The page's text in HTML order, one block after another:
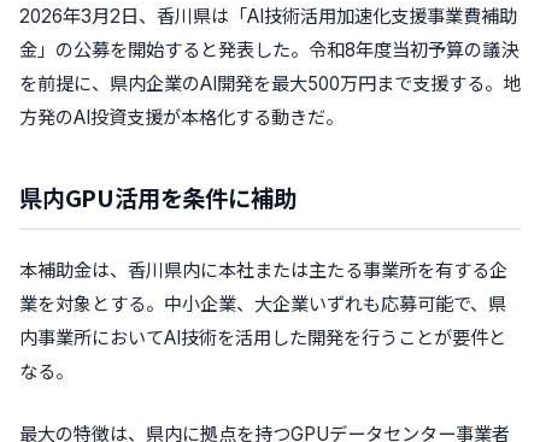
2026年3月2日、香川県は「AI技術活用加速化支援事業費補助
金」の公募を開始すると発表した。令和8年度当初予算の議決
を前提に、県内企業のAI開発を最大500万円まで支援する。地
方発のAI投資支援が本格化する動きだ。
県内GPU活用を条件に補助
本補助金は、香川県内に本社または主たる事業所を有する企
業を対象とする。中小企業、大企業いずれも応募可能で、県
内事業所においてAI技術を活用した開発を行うことが要件と
なる。
最大の特徴は、県内に拠点を持つGPUデータセンター事業者